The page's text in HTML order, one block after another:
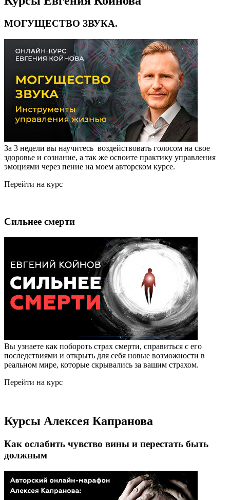
МОГУЩЕСТВО ЗВУКА.
За 3 недели вы научитесь воздействовать голосом на свое
здоровье и сознание, а так же освоите практику управления
эмоциями через пение на моем авторском курсе.
Перейти на курс
Сильнее смерти
Вы узнаете как побороть страх смерти, справиться с его
последствиями и открыть для себя новые возможности в
реальном мире, которые скрывались за вашим страхом.
Перейти на курс
Курсы Алексея Капранова
Как ослабить чувство вины и перестать быть
должным